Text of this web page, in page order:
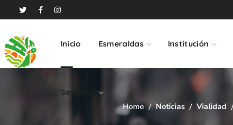
Inicio Esmeraldas Institución
Servicios
Home Noticias Vialidad